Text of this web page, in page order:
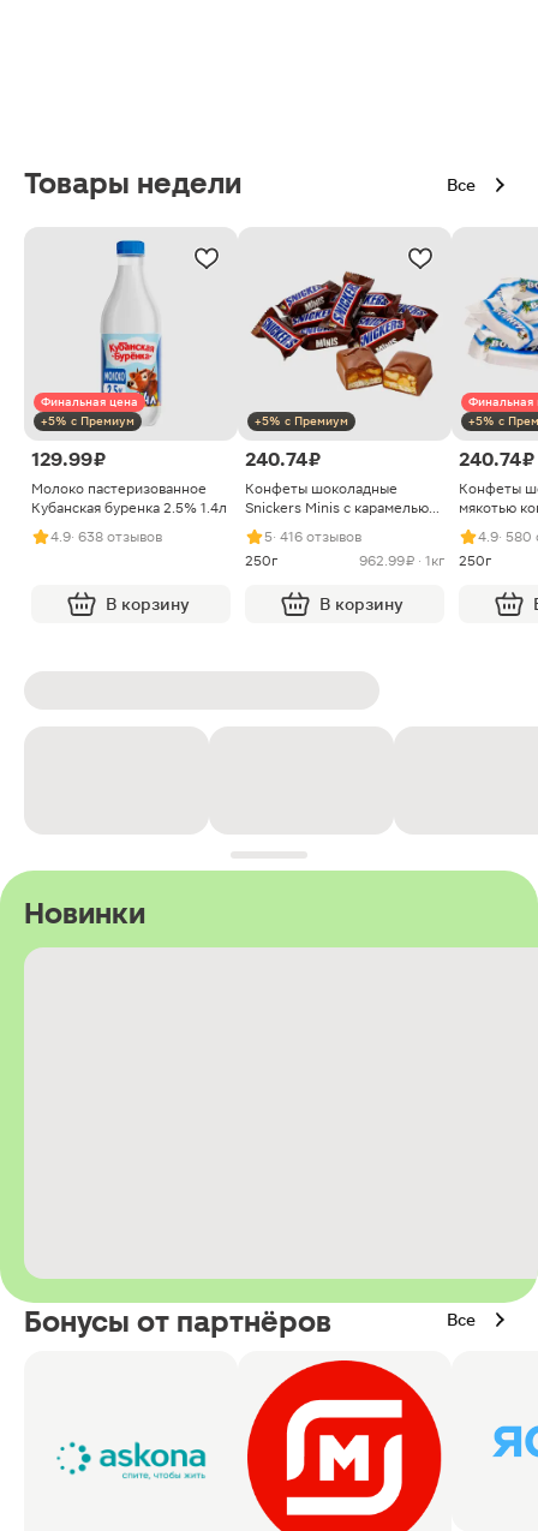
Товары недели Все
Финальная цена
+5% с Премиум
129.99 ₽
Молоко пастеризованное
Кубанская буренка 2.5% 1.4л
4.9· 638 отзывов
В корзину
+5% с Премиум
240.74 ₽
Конфеты шоколадные
Snickers Minis с карамелью
арахисом и нугой
5· 416 отзывов
250г
962.99 ₽ · 1кг
В корзину
Финальная
+5% с
240.74 ₽
Конфеты
мякотью
4.9· 580
250г
Новинки
Бонусы от партнёров Все